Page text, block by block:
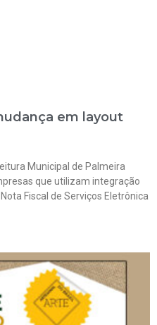
em layout
Municipal de Palmeira
que utilizam integração
Fiscal de Serviços Eletrônica